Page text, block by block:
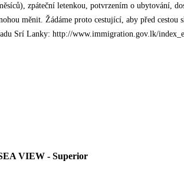
zpáteční letenkou, potvrzením o ubytování,
měnit. Žádáme proto cestující, aby před cestou
Srí Lanky: http://www.immigration.gov.lk/
VIEW - Superior